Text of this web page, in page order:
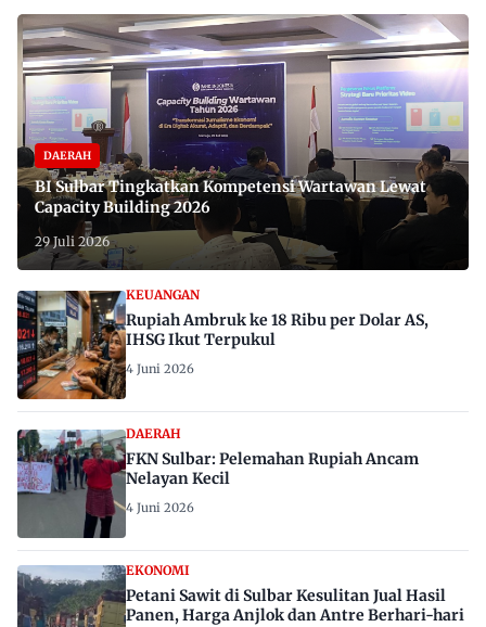
DAERAH
BI Sulbar Tingkatkan Kompetensi Wartawan Lewat
Capacity Building 2026
29 Juli 2026
KEUANGAN
Rupiah Ambruk ke 18 Ribu per Dolar AS,
IHSG Ikut Terpukul
4 Juni 2026
DAERAH
FKN Sulbar: Pelemahan Rupiah Ancam
Nelayan Kecil
4 Juni 2026
EKONOMI
Petani Sawit di Sulbar Kesulitan Jual Hasil
Panen, Harga Anjlok dan Antre Berhari-hari